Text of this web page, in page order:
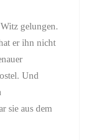
gelungen.
er ihn nicht
Und
sie aus dem